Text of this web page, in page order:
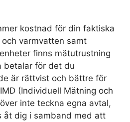
kostnad för din faktiska
varmvatten samt
finns mätutrustning
betalar för det du
är rättvist och bättre för
(Individuell Mätning och
inte teckna egna avtal,
åt dig i samband med att